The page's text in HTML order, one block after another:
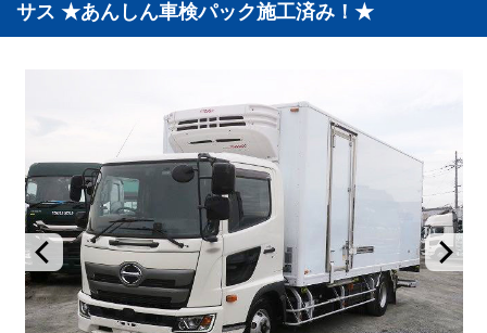
サス ★あんしん車検パック施工済み！★